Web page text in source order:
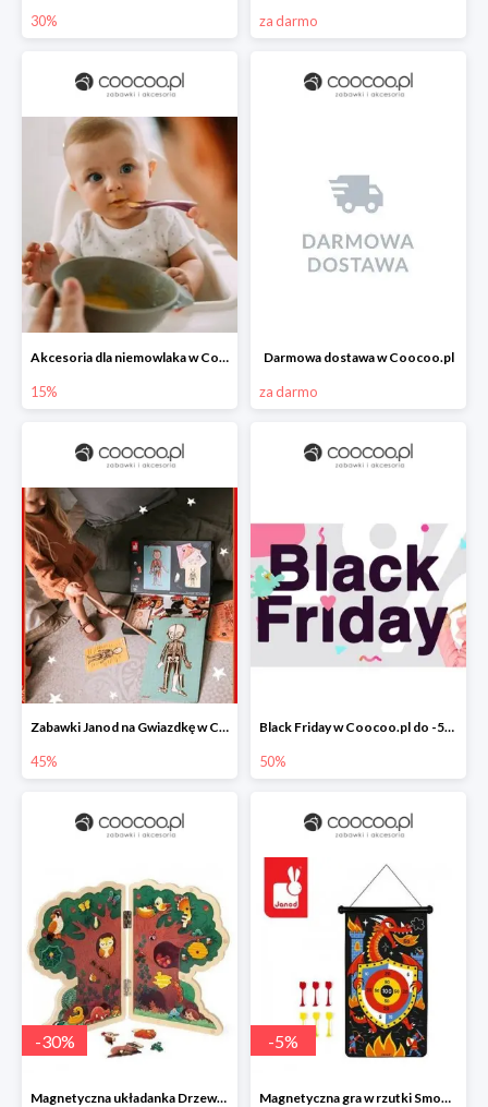
30% za darmo
Akcesoria dla niemowlaka w Coocoo.pl do -15%
15%
Darmowa dostawa w Coocoo.pl
za darmo
Zabawki Janod na Gwiazdkę w Coocoo.pl do -45%
45%
Black Friday w Coocoo.pl do -50%
50%
-30%
Magnetyczna układanka Drzewo, 3+, Janod UO
-5%
Magnetyczna gra w rzutki Smoki, Janod